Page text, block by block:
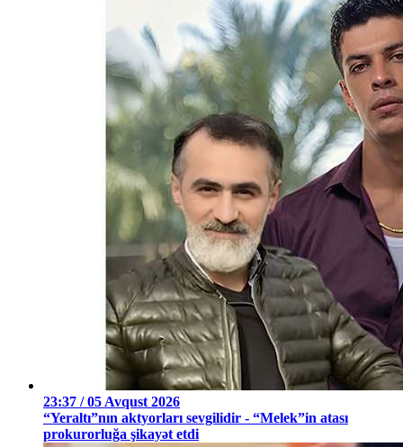
23:37 / 05 Avqust 2026
“Yeraltı”nın aktyorları sevgilidir - “Melek”in atası
prokurorluğa şikayət etdi